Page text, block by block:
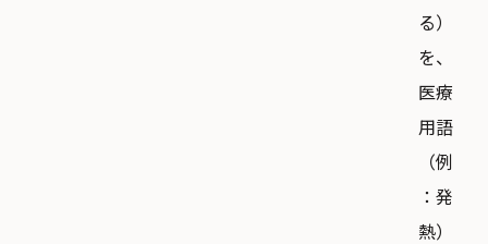
る）
を、
医療
用語
（例
：発
熱）